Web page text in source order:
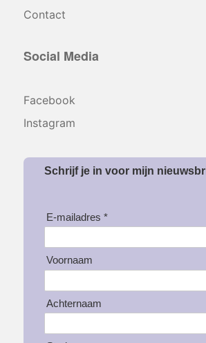
Contact
Social Media
Facebook
Instagram
Schrijf je in voor mijn
E-mailadres *
Voornaam
Achternaam